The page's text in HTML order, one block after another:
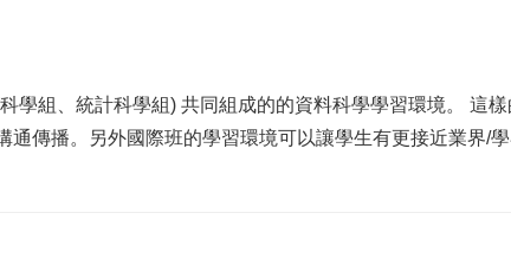
學組、統計科學組) 共同組成的的資料科學學習環境。 這
傳播。另外國際班的學習環境可以讓學生有更接近業界/